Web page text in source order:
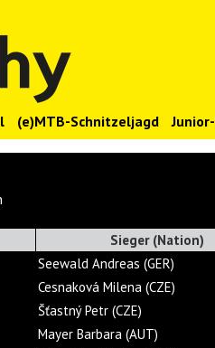
(e)MTB-Schnitzeljagd
Sieger (Nation)
Seewald Andreas (GER)
Cesnaková Milena (CZE)
Šťastný Petr (CZE)
Mayer Barbara (AUT)